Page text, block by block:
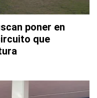
poner en
que